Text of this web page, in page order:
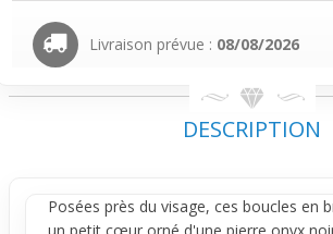
Livraison prévue : 08/08/2026
DESCRIPTION
Posées près du visage, ces boucles en